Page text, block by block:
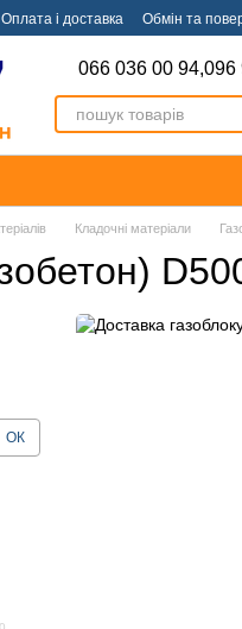
Оплата і доставка Обмін та
066 036 00 94,096
Кладочні матеріали
ОК